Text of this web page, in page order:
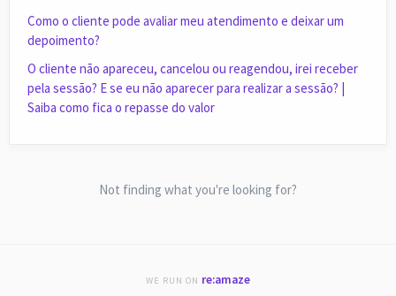
Como o cliente pode avaliar meu atendimento e deixar um
depoimento?
O cliente não apareceu, cancelou ou reagendou, irei receber
pela sessão? E se eu não aparecer para realizar a sessão? |
Saiba como fica o repasse do valor
Not finding what you're looking for?
WE RUN ON re:amaze